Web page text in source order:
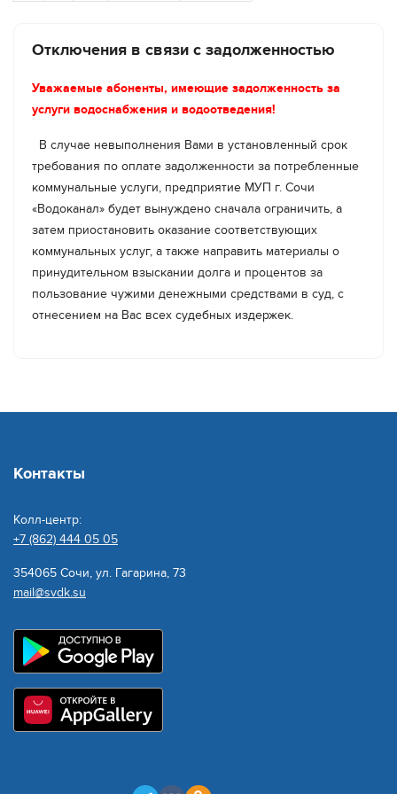
деятельности МУП г. Сочи "Водоканал" и
подписывайтесь на наш канал в Max по
ссылкеhttps://max.ru/id2320242443_gos
планируется до 16:00.
Работы продлены, ориентировочно до 19:00.
Работы завершены. Водоснабжение
восстанавливается.
Хотите быть в курсе важных событий о
деятельности МУП г. Сочи "Водоканал" и
оперативной информации об отключениях -
подписывайтесь на наш канал в Max по
Отключения в связи с задолженностью
Уважаемые абоненты, имеющие задолженность за
услуги водоснабжения и водоотведения!
В случае невыполнения Вами в установленный срок
требования по оплате задолженности за потребленные
коммунальные услуги, предприятие МУП г. Сочи
«Водоканал» будет вынуждено сначала ограничить, а
затем приостановить оказание соответствующих
коммунальных услуг, а также направить материалы о
принудительном взыскании долга и процентов за
пользование чужими денежными средствами в суд, с
отнесением на Вас всех судебных издержек.
Контакты
Колл-центр:
+7 (862) 444 05 05
354065 Сочи, ул. Гагарина, 73
mail@svdk.su